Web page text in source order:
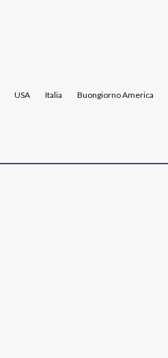
USA Italia Buongiorno America